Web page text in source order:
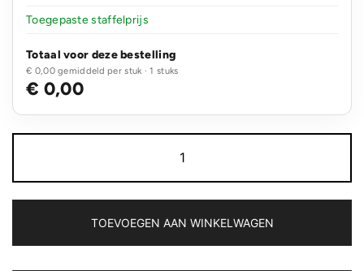
Toegepaste staffelprijs
Totaal voor deze bestelling
€ 0,00 gemiddeld per stuk · 1 stuks
€ 0,00
Kuma
TOEVOEGEN AAN WINKELWAGEN